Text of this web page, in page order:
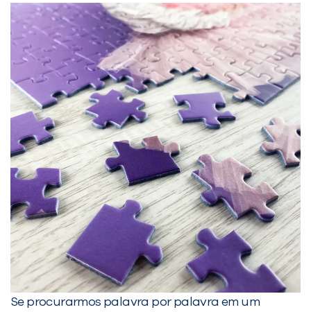
Se procurarmos palavra por palavra em um
Não encontramos nenhuma unidade
inFlux nesta cidade ou bairro que
você digitou.
Preencha com seus dados abaixo e
já vamos te colocar em contato
com a: